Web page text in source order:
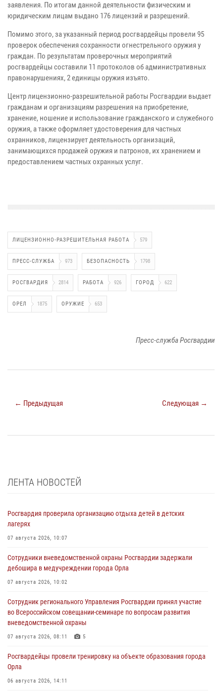
заявления. По итогам данной деятельности физическим и
юридическим лицам выдано 176 лицензий и разрешений.
Помимо этого, за указанный период росгвардейцы провели 95
проверок обеспечения сохранности огнестрельного оружия у
граждан. По результатам проверочных мероприятий
росгвардейцы составили 11 протоколов об административных
правонарушениях, 2 единицы оружия изъято.
Центр лицензионно-разрешительной работы Росгвардии выдает
гражданам и организациям разрешения на приобретение,
хранение, ношение и использование гражданского и служебного
оружия, а также оформляет удостоверения для частных
охранников, лицензирует деятельность организаций,
занимающихся продажей оружия и патронов, их хранением и
предоставлением частных охранных услуг.
ЛИЦЕНЗИОННО-РАЗРЕШИТЕЛЬНАЯ РАБОТА 579
ПРЕСС-СЛУЖБА 973 БЕЗОПАСНОСТЬ 1798
РОСГВАРДИЯ 2814 РАБОТА 926 ГОРОД 622
ОРЕЛ 1875 ОРУЖИЕ 653
Пресс-служба Росгвардии
← Предыдущая Следующая →
ЛЕНТА НОВОСТЕЙ
Росгвардия проверила организацию отдыха детей в детских
лагерях
07 августа 2026, 10:07
Сотрудники вневедомственной охраны Росгвардии задержали
дебошира в медучреждении города Орла
07 августа 2026, 10:02
Сотрудник регионального Управления Росгвардии принял участие
во Всероссийском совещании-семинаре по вопросам развития
вневедомственной охраны
07 августа 2026, 08:11 5
Росгвардейцы провели тренировку на объекте образования города
Орла
06 августа 2026, 14:11